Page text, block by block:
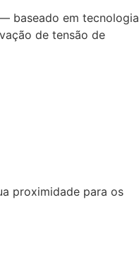
baseado em tecnologia
de tensão de
proximidade para os